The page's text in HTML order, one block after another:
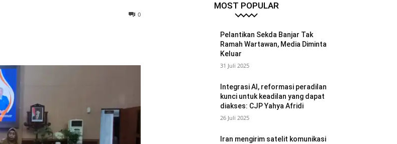
0
MOST POPULAR
Pelantikan Sekda Banjar Tak
Ramah Wartawan, Media Diminta
Keluar
31 Juli 2025
Integrasi AI, reformasi peradilan
kunci untuk keadilan yang dapat
diakses: CJP Yahya Afridi
26 Juli 2025
Iran mengirim satelit komunikasi